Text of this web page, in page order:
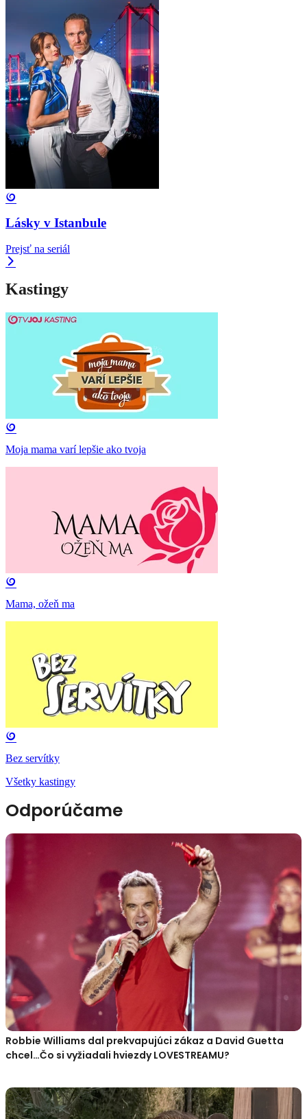
Lásky v Istanbule
Prejsť na seriál
Kastingy
Moja mama varí lepšie ako tvoja
Mama, ožeň ma
Bez servítky
Všetky kastingy
Odporúčame
Robbie Williams dal prekvapujúci zákaz a David Guetta
chcel…Čo si vyžiadali hviezdy LOVESTREAMU?